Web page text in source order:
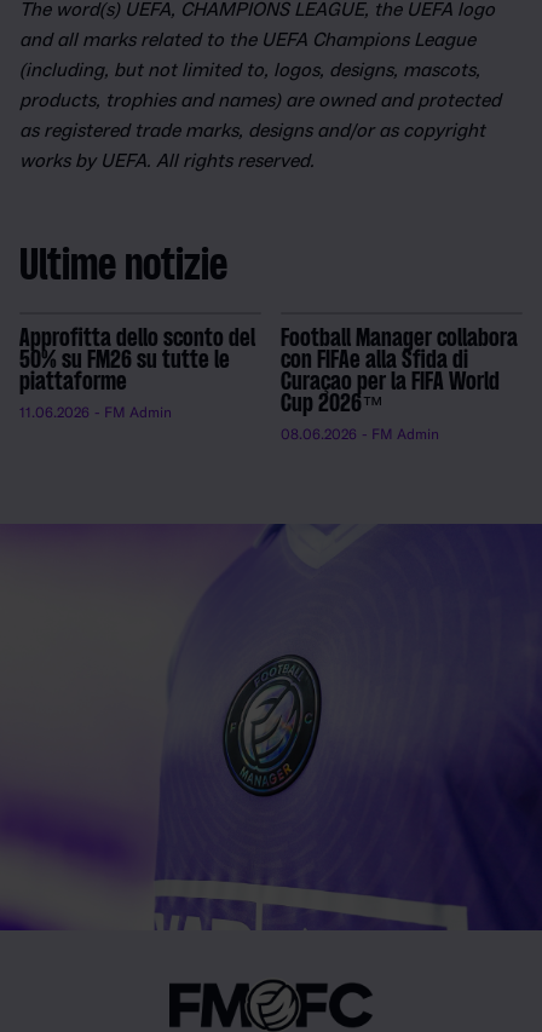
The word(s) UEFA, CHAMPIONS LEAGUE, the UEFA logo
and all marks related to the UEFA Champions League
(including, but not limited to, logos, designs, mascots,
products, trophies and names) are owned and protected
as registered trade marks, designs and/or as copyright
works by UEFA. All rights reserved.
Ultime notizie
Approfitta dello sconto del
50% su FM26 su tutte le
piattaforme
11.06.2026 - FM Admin
Football Manager collabora
con FIFAe alla Sfida di
Curaçao per la FIFA World
Cup 2026™
08.06.2026 - FM Admin